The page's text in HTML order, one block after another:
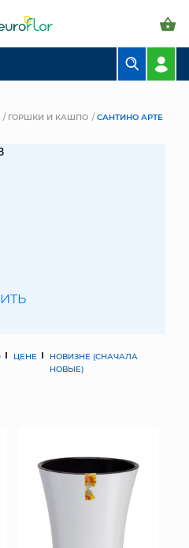
ФЛОРИСТИКА
РАСТЕНИЯ
ЦВЕТЫ
ГОРШКИ И КАШПО САНТИНО АРТЕ
ЦЕНЕ
НОВИЗНЕ (СНАЧАЛА
НОВЫЕ)